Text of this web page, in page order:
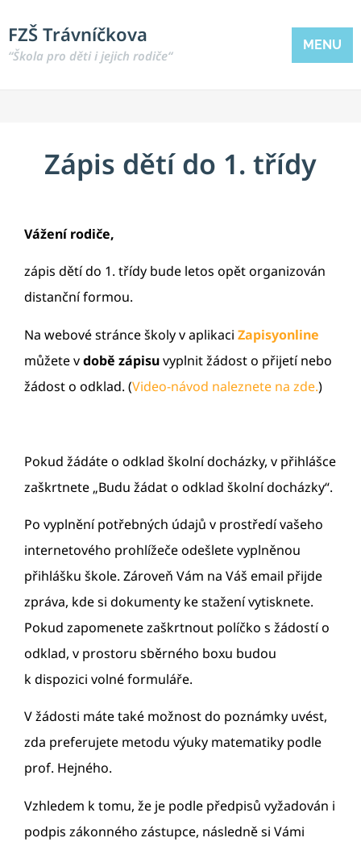
FZŠ Trávníčkova
“Škola pro děti i jejich rodiče“
MENU
Zápis dětí do 1. třídy
Vážení rodiče,
zápis dětí do 1. třídy bude letos opět organizován
distanční formou.
Na webové stránce školy v aplikaci Zapisyonline
můžete vdobě zápisuvyplnit žádost o přijetí nebo
žádost o odklad. (Video-návod naleznete na zde.)
Pokud žádáte o odklad školní docházky, v přihlášce
zaškrtnete „Budu žádat o odklad školní docházky“.
Po vyplnění potřebných údajů v prostředí vašeho
internetového prohlížeče odešlete vyplněnou
přihlášku škole. Zároveň Vám na Váš email přijde
zpráva, kde si dokumenty ke stažení vytisknete.
Pokud zapomenete zaškrtnout políčko s žádostí o
odklad, v prostoru sběrného boxu budou
k dispozici volné formuláře.
V žádosti máte také možnost do poznámky uvést,
zda preferujete metodu výuky matematiky podle
prof. Hejného.
Vzhledem k tomu, že je podle předpisů vyžadován i
podpis zákonného zástupce, následně si Vámi